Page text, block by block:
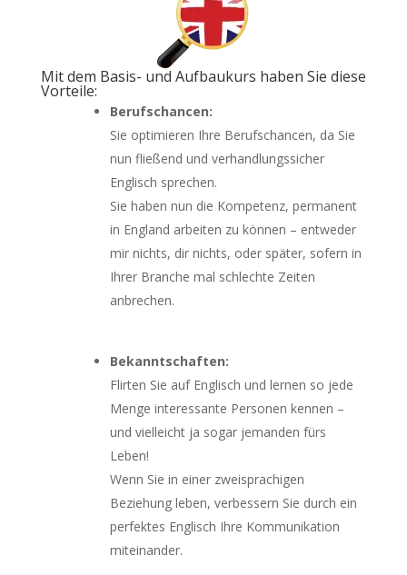
Mit dem Basis- und Aufbaukurs haben Sie diese
Vorteile:
Berufschancen:
Sie optimieren Ihre Berufschancen, da Sie
nun fließend und verhandlungssicher
Englisch sprechen.
Sie haben nun die Kompetenz, permanent
in England arbeiten zu können – entweder
mir nichts, dir nichts, oder später, sofern in
Ihrer Branche mal schlechte Zeiten
anbrechen.
Bekanntschaften:
Flirten Sie auf Englisch und lernen so jede
Menge interessante Personen kennen –
und vielleicht ja sogar jemanden fürs
Leben!
Wenn Sie in einer zweisprachigen
Beziehung leben, verbessern Sie durch ein
perfektes Englisch Ihre Kommunikation
miteinander.